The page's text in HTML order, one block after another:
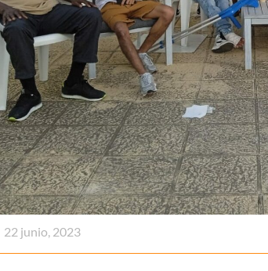
22 junio, 2023